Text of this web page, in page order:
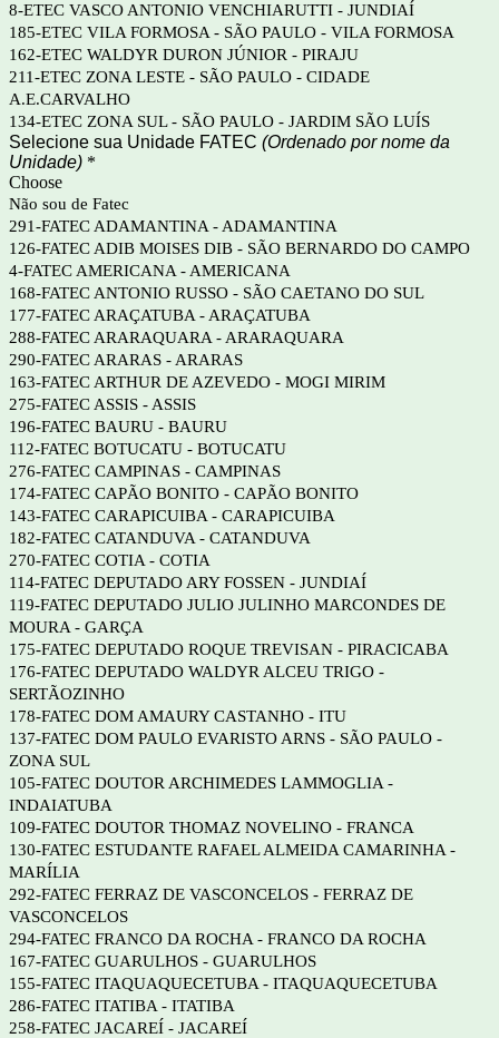
8-ETEC VASCO ANTONIO VENCHIARUTTI - JUNDIAÍ
185-ETEC VILA FORMOSA - SÃO PAULO - VILA FORMOSA
162-ETEC WALDYR DURON JÚNIOR - PIRAJU
211-ETEC ZONA LESTE - SÃO PAULO - CIDADE
A.E.CARVALHO
134-ETEC ZONA SUL - SÃO PAULO - JARDIM SÃO LUÍS
Selecione sua Unidade FATEC (Ordenado por nome da
Unidade) *
Choose
Não sou de Fatec
291-FATEC ADAMANTINA - ADAMANTINA
126-FATEC ADIB MOISES DIB - SÃO BERNARDO DO CAMPO
4-FATEC AMERICANA - AMERICANA
168-FATEC ANTONIO RUSSO - SÃO CAETANO DO SUL
177-FATEC ARAÇATUBA - ARAÇATUBA
288-FATEC ARARAQUARA - ARARAQUARA
290-FATEC ARARAS - ARARAS
163-FATEC ARTHUR DE AZEVEDO - MOGI MIRIM
275-FATEC ASSIS - ASSIS
196-FATEC BAURU - BAURU
112-FATEC BOTUCATU - BOTUCATU
276-FATEC CAMPINAS - CAMPINAS
174-FATEC CAPÃO BONITO - CAPÃO BONITO
143-FATEC CARAPICUIBA - CARAPICUIBA
182-FATEC CATANDUVA - CATANDUVA
270-FATEC COTIA - COTIA
114-FATEC DEPUTADO ARY FOSSEN - JUNDIAÍ
119-FATEC DEPUTADO JULIO JULINHO MARCONDES DE
MOURA - GARÇA
175-FATEC DEPUTADO ROQUE TREVISAN - PIRACICABA
176-FATEC DEPUTADO WALDYR ALCEU TRIGO -
SERTÃOZINHO
178-FATEC DOM AMAURY CASTANHO - ITU
137-FATEC DOM PAULO EVARISTO ARNS - SÃO PAULO -
ZONA SUL
105-FATEC DOUTOR ARCHIMEDES LAMMOGLIA -
INDAIATUBA
109-FATEC DOUTOR THOMAZ NOVELINO - FRANCA
130-FATEC ESTUDANTE RAFAEL ALMEIDA CAMARINHA -
MARÍLIA
292-FATEC FERRAZ DE VASCONCELOS - FERRAZ DE
VASCONCELOS
294-FATEC FRANCO DA ROCHA - FRANCO DA ROCHA
167-FATEC GUARULHOS - GUARULHOS
155-FATEC ITAQUAQUECETUBA - ITAQUAQUECETUBA
286-FATEC ITATIBA - ITATIBA
258-FATEC JACAREÍ - JACAREÍ